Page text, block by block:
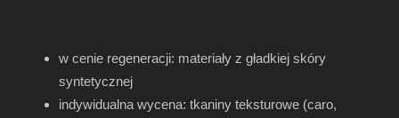
w cenie regeneracji: materiały z gładkiej skóry
syntetycznej
indywidualna wycena: tkaniny teksturowe (caro,